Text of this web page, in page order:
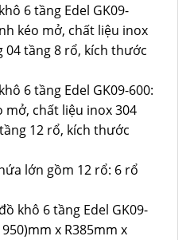
6 tầng Edel GK09-
kéo mở, chất liệu inox
04 tầng 8 rổ, kích thước
6 tầng Edel GK09-600:
mở, chất liệu inox 304
12 rổ, kích thước
lớn gồm 12 rổ: 6 rổ
khô 6 tầng Edel GK09-
x R385mm x